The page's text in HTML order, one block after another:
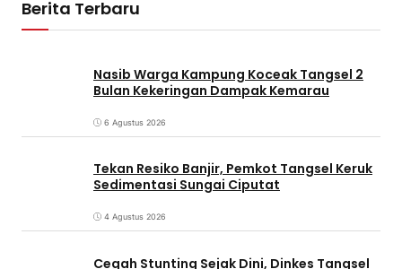
Berita Terbaru
Nasib Warga Kampung Koceak Tangsel 2
Bulan Kekeringan Dampak Kemarau
6 Agustus 2026
Tekan Resiko Banjir, Pemkot Tangsel Keruk
Sedimentasi Sungai Ciputat
4 Agustus 2026
Cegah Stunting Sejak Dini, Dinkes Tangsel